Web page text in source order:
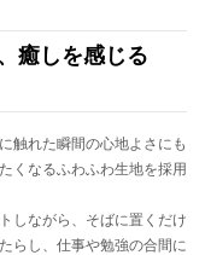
癒しを感じる
触れた瞬間の心地よさにも
くなるふわふわ生地を採用
しながら、そばに置くだけ
らし、仕事や勉強の合間に